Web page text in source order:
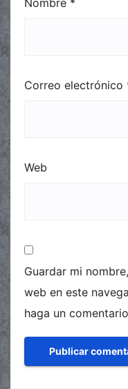
Nombre *
Correo electrónico
Web
Guardar mi
web en este
haga un